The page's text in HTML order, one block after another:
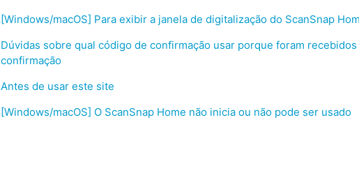
[Windows/macOS] Para exibir a janela de digitalização do ScanSnap
Dúvidas sobre qual código de confirmação usar porque foram
confirmação
Antes de usar este site
[Windows/macOS] O ScanSnap Home não inicia ou não pode ser usado